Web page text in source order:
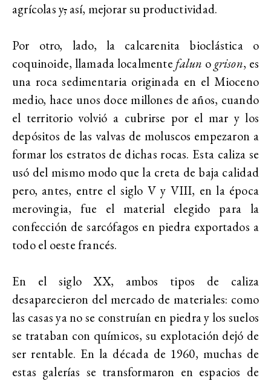
agrícolas y,así, mejorar su productividad.
Por otro, lado, la calcarenita bioclástica o
coquinoide, llamada localmentefalun o grison, es
una roca sedimentaria originada en el Mioceno
medio, hace unos doce millones de años, cuando
el territorio volvió a cubrirse por el mar y los
depósitos de las valvas de moluscos empezaron a
formar los estratos de dichas rocas. Esta caliza se
usó del mismo modo que la creta de baja calidad
pero, antes, entre el siglo V y VIII, en la época
merovingia, fue el material elegido para la
confección de sarcófagos en piedra exportados a
todo el oeste francés.
En el siglo XX, ambos tipos de caliza
desaparecieron del mercado de materiales: como
las casas ya no se construían en piedra y los suelos
se trataban con químicos, su explotación dejó de
ser rentable. En la década de 1960, muchas de
estas galerías se transformaron en espacios de